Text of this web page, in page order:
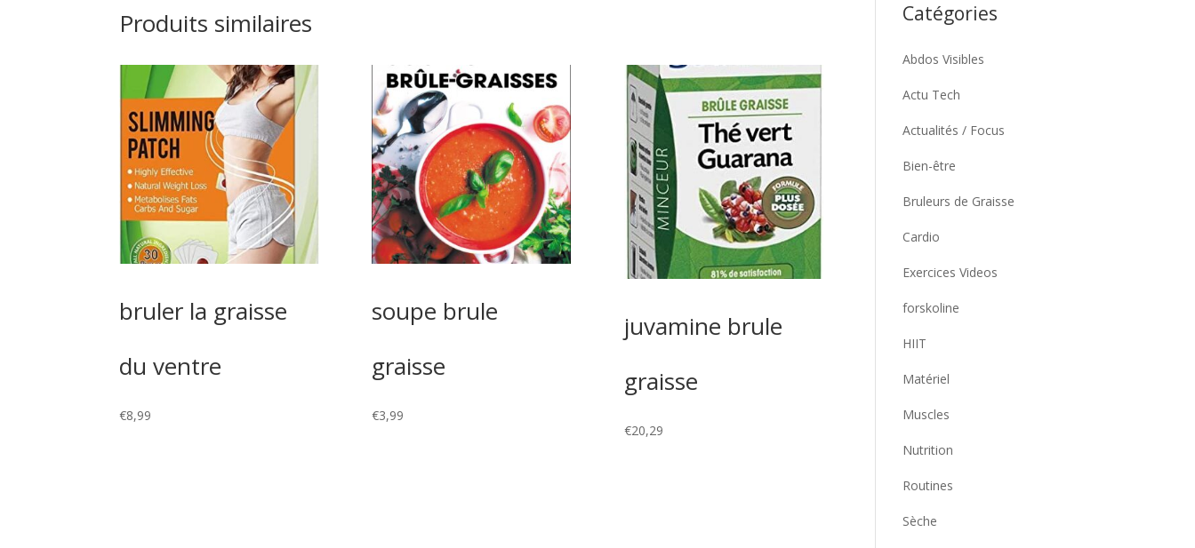
Produits similaires
bruler la graisse
du ventre
€8,99
soupe brule
graisse
€3,99
juvamine brule
graisse
€20,29
Catégories
Abdos Visibles
Actu Tech
Actualités / Focus
Bien-être
Bruleurs de Graisse
Cardio
Exercices Videos
forskoline
HIIT
Matériel
Muscles
Nutrition
Routines
Sèche